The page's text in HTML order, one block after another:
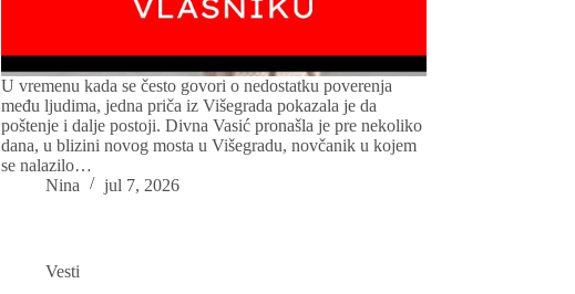
U vremenu kada se često govori o nedostatku poverenja
među ljudima, jedna priča iz Višegrada pokazala je da
poštenje i dalje postoji. Divna Vasić pronašla je pre nekoliko
dana, u blizini novog mosta u Višegradu, novčanik u kojem
se nalazilo…
Nina
jul 7, 2026
Vesti